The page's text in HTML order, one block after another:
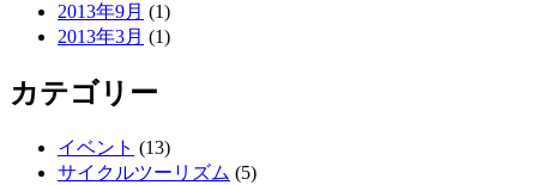
2013年9月 (1)
2013年3月 (1)
カテゴリー
イベント (13)
サイクルツーリズム (5)